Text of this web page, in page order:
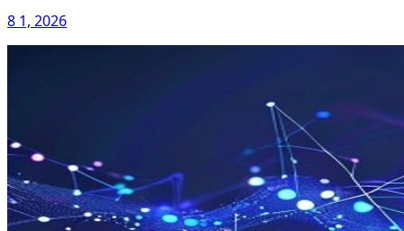
8 1, 2026